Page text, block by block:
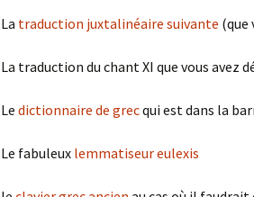
La traduction juxtalinéaire suivante (que
La traduction du chant XI que vous avez
Le dictionnaire de grecqui est dans la
Le fabuleux lemmatiseur eulexis